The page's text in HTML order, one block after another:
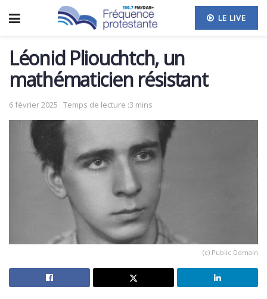
LE LIVE
Léonid Pliouchtch, un
mathématicien résistant
6 février 2025 Temps de lecture :3 mins
(c) Public Domain